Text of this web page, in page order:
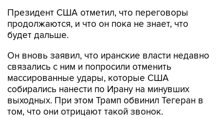
Президент США отметил, что переговоры
продолжаются, и что он пока не знает, что
будет дальше.
Он вновь заявил, что иранские власти недавно
связались с ним и попросили отменить
массированные удары, которые США
собирались нанести по Ирану на минувших
выходных. При этом Трамп обвинил Тегеран в
том, что они отрицают такой звонок.